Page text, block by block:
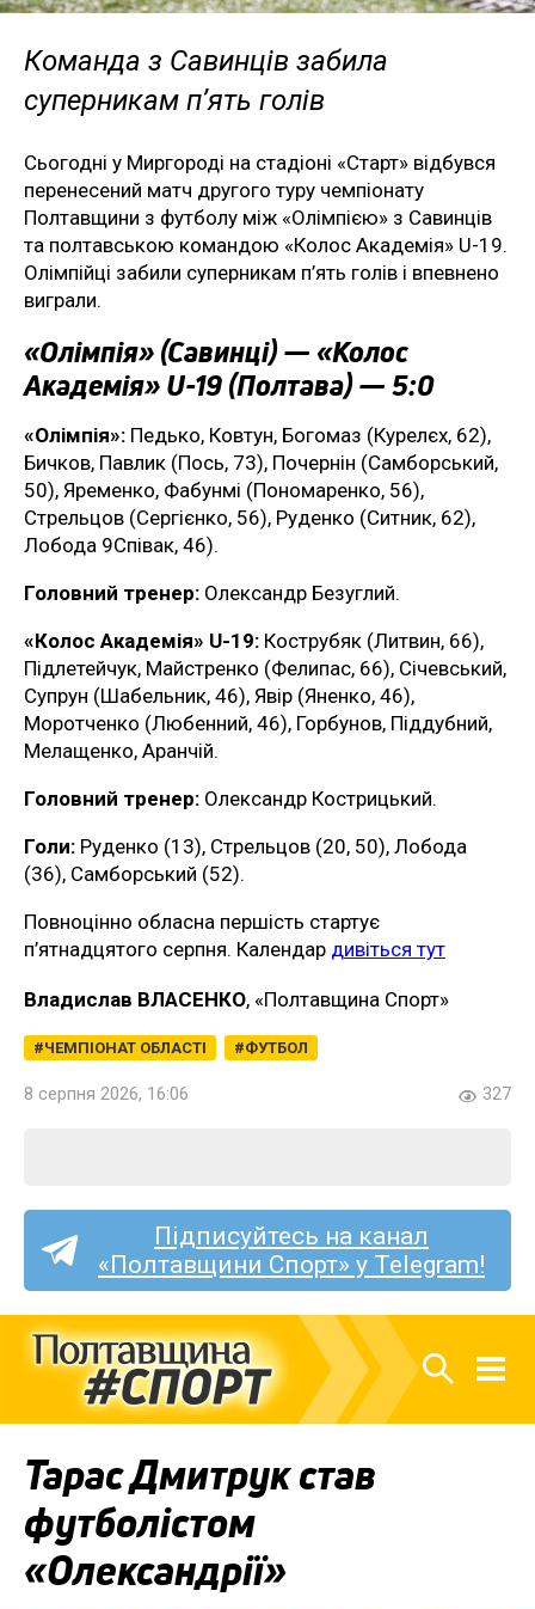
Команда з Савинців забила
суперникам п’ять голів
Сьогодні у Миргороді на стадіоні «Старт» відбувся
перенесений матч другого туру чемпіонату
Полтавщини з футболу між «Олімпією» з Савинців
та полтавською командою «Колос Академія» U-19.
Олімпійці забили суперникам п’ять голів і впевнено
виграли.
«Олімпія» (Савинці) — «Колос
Академія» U-19 (Полтава) — 5:0
«Олімпія»: Педько, Ковтун, Богомаз (Курелєх, 62),
Бичков, Павлик (Пось, 73), Почернін (Самборський,
50), Яременко, Фабунмі (Пономаренко, 56),
Стрельцов (Сергієнко, 56), Руденко (Ситник, 62),
Лобода 9Співак, 46).
Головний тренер: Олександр Безуглий.
«Колос Академія» U-19: Кострубяк (Литвин, 66),
Підлетейчук, Майстренко (Фелипас, 66), Січевський,
Супрун (Шабельник, 46), Явір (Яненко, 46),
Моротченко (Любенний, 46), Горбунов, Піддубний,
Мелащенко, Аранчій.
Головний тренер: Олександр Кострицький.
Голи: Руденко (13), Стрельцов (20, 50), Лобода
(36), Самборський (52).
Повноцінно обласна першість стартує
п’ятнадцятого серпня. Календар дивіться тут
Владислав ВЛАСЕНКО, «Полтавщина Спорт»
ЧЕМПІОНАТ ОБЛАСТІ ФУТБОЛ
8 серпня 2026, 16:06 327
Підписуйтесь на канал
«Полтавщини Спорт» у Telegram!
Тарас Дмитрук став
футболістом
«Олександрії»